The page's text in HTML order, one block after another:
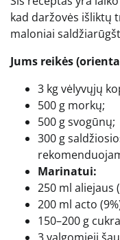
kad daržovės išliktų
maloniai
Jums reikės
3 kg vėlyvųjų
500 g morkų;
500 g svogūnų;
300 g
Marinatui:
250 ml aliejaus
200 ml acto
150–200 g